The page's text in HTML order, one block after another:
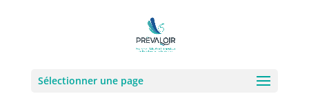
Sélectionner une page